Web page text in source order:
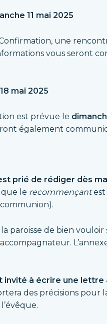
11 mai 2025
une
vous seront
mai 2025
est prévue le
également
prié de rédiger dès
que le recommençantest
paroisse de bien
invité à écrire une lettre
des précisions